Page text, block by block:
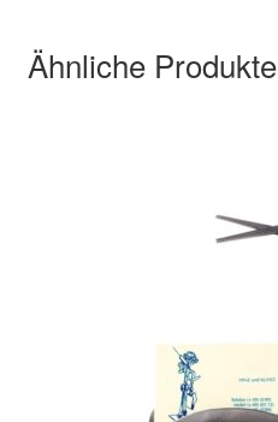
Ähnliche Produkte